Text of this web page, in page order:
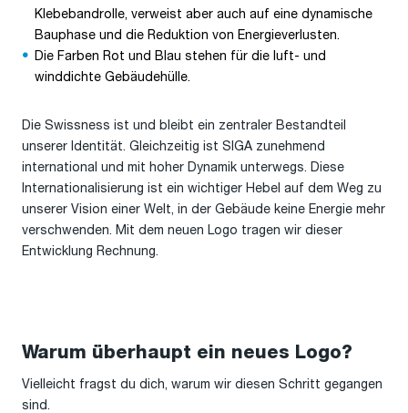
Klebebandrolle, verweist aber auch auf eine dynamische
Bauphase und die Reduktion von Energieverlusten.
Die Farben Rot und Blau stehen für die luft- und
winddichte Gebäudehülle.
Die Swissness ist und bleibt ein zentraler Bestandteil
unserer Identität. Gleichzeitig ist SIGA zunehmend
international und mit hoher Dynamik unterwegs. Diese
Internationalisierung ist ein wichtiger Hebel auf dem Weg zu
unserer Vision einer Welt, in der Gebäude keine Energie mehr
verschwenden. Mit dem neuen Logo tragen wir dieser
Entwicklung Rechnung.
Warum überhaupt ein neues Logo?
Vielleicht fragst du dich, warum wir diesen Schritt gegangen
sind.